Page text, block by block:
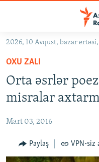
Əsas
qayıt
Əsas
naviqasiyaya
qayıt
KORRUPSIOMETR
FƏRQƏ BAX
QANUNI DOĞRU
2026, 10 Avqust, bazar ertəsi,
OXU ZALI
Orta əsrlər
misralar
Mart 03, 2016
Paylaş VPN-siz